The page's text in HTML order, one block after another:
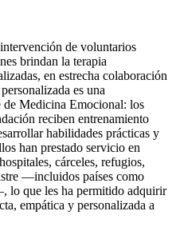
de voluntarios
brindan la terapia
en estrecha colaboración
es una
de Medicina Emocional: los
reciben entrenamiento
habilidades prácticas y
han prestado servicio en
cárceles, refugios,
—incluidos países como
lo que les ha permitido adquirir
empática y personalizada a